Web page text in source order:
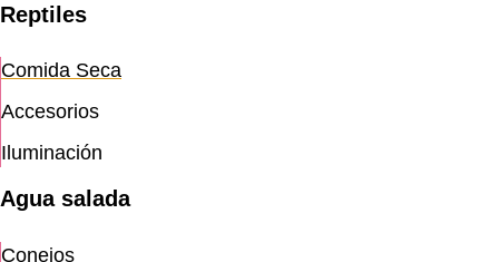
Reptiles
Comida Seca
Accesorios
Iluminación
Agua salada
Conejos